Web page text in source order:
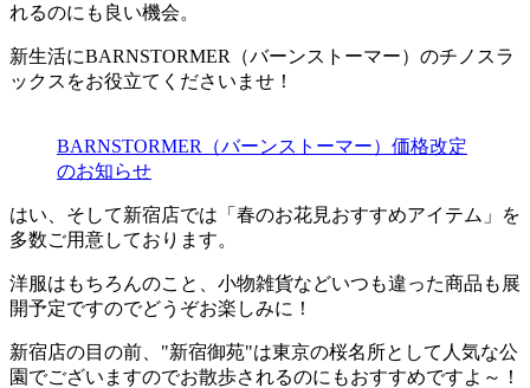
れるのにも良い機会。
新生活にBARNSTORMER（バーンストーマー）のチノスラ
ックスをお役立てくださいませ！
BARNSTORMER（バーンストーマー）価格改定
のお知らせ
はい、そして新宿店では「春のお花見おすすめアイテム」を
多数ご用意しております。
洋服はもちろんのこと、小物雑貨などいつも違った商品も展
開予定ですのでどうぞお楽しみに！
新宿店の目の前、"新宿御苑"は東京の桜名所として人気な公
園でございますのでお散歩されるのにもおすすめですよ～！